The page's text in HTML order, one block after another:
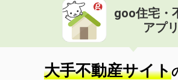
goo住宅・
アプリ
大手不動産サイト